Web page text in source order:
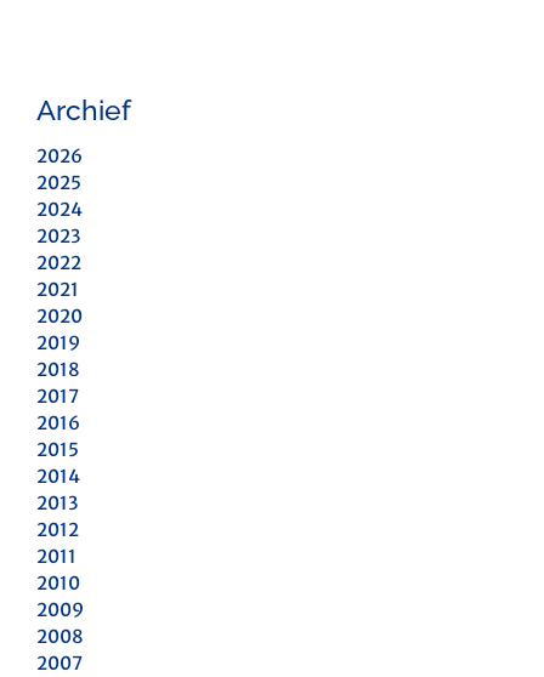
Archief
2026
2025
2024
2023
2022
2021
2020
2019
2018
2017
2016
2015
2014
2013
2012
2011
2010
2009
2008
2007